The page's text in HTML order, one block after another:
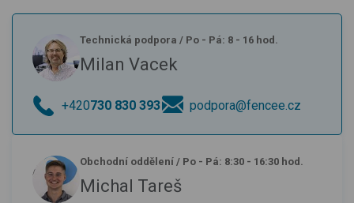
Technická podpora / Po - Pá: 8 - 16 hod.
Milan Vacek
+420730 830 393 podpora@fencee.cz
Obchodní oddělení / Po - Pá: 8:30 - 16:30 hod.
Michal Tareš